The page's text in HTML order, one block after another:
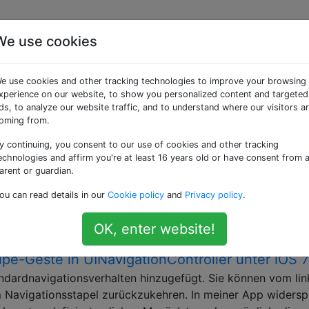
getaggte
einen speziellen iOS-Ansichtscontroller, der die
auf der ersten Seite ausblenden
Navigationsleiste verbirgt und anzeigt. Es wird
geladen wird, und dann ausgeblendet, wenn die
ist, dass ich das Ereignis / die Aktion zum Auslösen nicht
zurückkehren. Ich habe …
Geste in UINavigationController unter iOS 7
hinzugefügt. Sie können vom
Navigationsstapel zurückzukehren. In meiner App
use cookies
use cookies and other tracking technologies to improve your browsing
on our website, to show you personalized content and targeted
to analyze our website traffic, and to understand where our visitors
from.
continuing, you consent to our use of cookies and other tracking
and affirm you're at least 16 years old or have consent from a
or guardian.
can read details in our Cookie policy and Privacy policy.
OK, enter website!